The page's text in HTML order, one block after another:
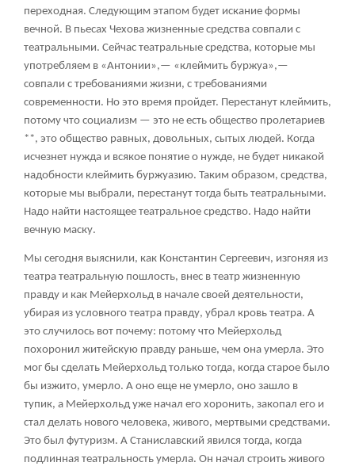
переходная. Следующим этапом будет искание формы
вечной. В пьесах Чехова жизненные средства совпали с
театральными. Сейчас театральные средства, которые мы
употребляем в «Антонии»,— «клеймить буржуа»,—
совпали с требованиями жизни, с требованиями
современности. Но это время пройдет. Перестанут клеймить,
потому что социализм — это не есть общество пролетариев
**, это общество равных, довольных, сытых людей. Когда
исчезнет нужда и всякое понятие о нужде, не будет никакой
надобности клеймить буржуазию. Таким образом, средства,
которые мы выбрали, перестанут тогда быть театральными.
Надо найти настоящее театральное средство. Надо найти
вечную маску.
Мы сегодня выяснили, как Константин Сергеевич, изгоняя из
театра театральную пошлость, внес в театр жизненную
правду и как Мейерхольд в начале своей деятельности,
убирая из условного театра правду, убрал кровь театра. А
это случилось вот почему: потому что Мейерхольд
похоронил житейскую правду раньше, чем она умерла. Это
мог бы сделать Мейерхольд только тогда, когда старое было
бы изжито, умерло. А оно еще не умерло, оно зашло в
тупик, а Мейерхольд уже начал его хоронить, закопал его и
стал делать нового человека, живого, мертвыми средствами.
Это был футуризм. А Станиславский явился тогда, когда
подлинная театральность умерла. Он начал строить живого